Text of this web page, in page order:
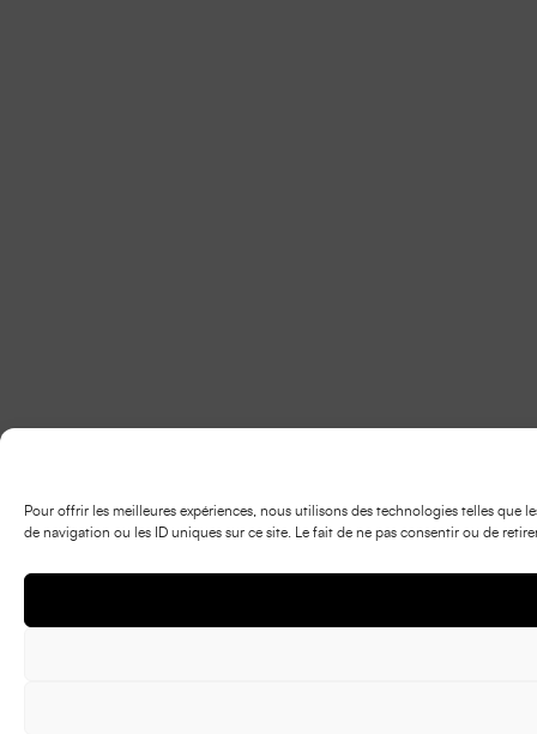
Pour offrir les meilleures expériences, nous utilisons des technologies telles
de navigation ou les ID uniques sur ce site. Le fait de ne pas consentir ou de